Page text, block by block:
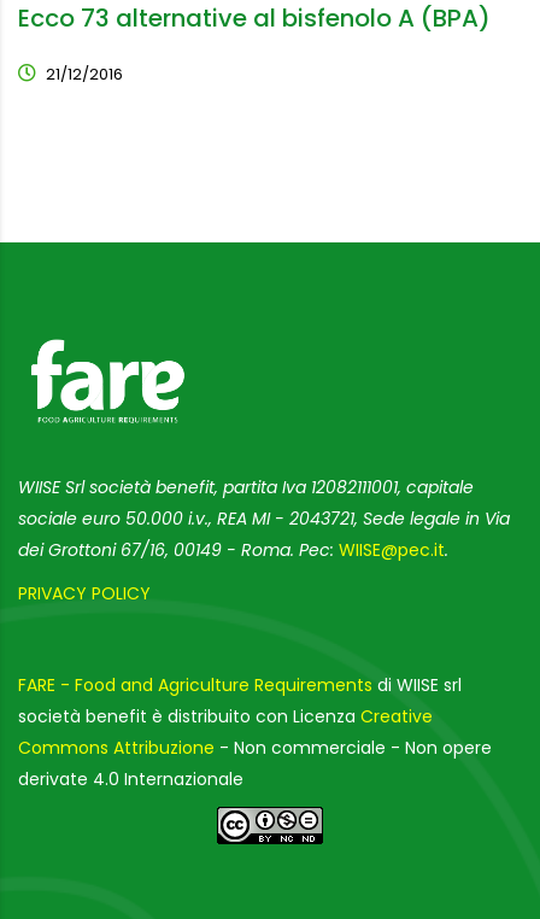
Ecco 73 alternative al bisfenolo A (BPA)
21/12/2016
WIISE Srl società benefit, partita Iva 12082111001, capitale
sociale euro 50.000 i.v., REA MI - 2043721, Sede legale in Via
dei Grottoni 67/16, 00149 - Roma. Pec: WIISE@pec.it.
PRIVACY POLICY
FARE - Food and Agriculture Requirements di WIISE srl
società benefit è distribuito con Licenza Creative
Commons Attribuzione - Non commerciale - Non opere
derivate 4.0 Internazionale